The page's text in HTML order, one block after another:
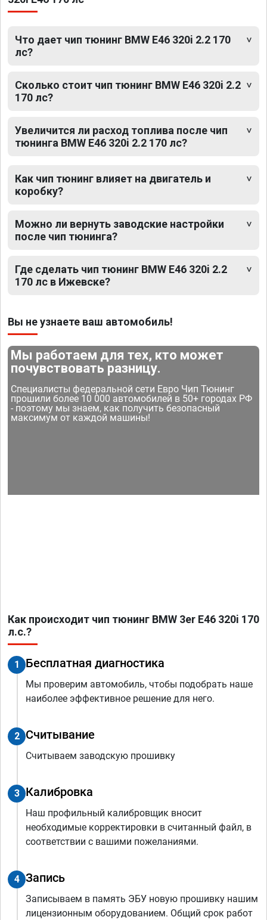
Что дает чип тюнинг BMW E46 320i 2.2 170
лс?
Сколько стоит чип тюнинг BMW E46 320i 2.2
170 лс?
Увеличится ли расход топлива после чип
тюнинга BMW E46 320i 2.2 170 лс?
Как чип тюнинг влияет на двигатель и
коробку?
Можно ли вернуть заводские настройки
после чип тюнинга?
Где сделать чип тюнинг BMW E46 320i 2.2
170 лс в Ижевске?
Вы не узнаете ваш автомобиль!
Мы работаем для тех, кто может
почувствовать разницу.
Специалисты федеральной сети Евро Чип Тюнинг
прошили более 10 000 автомобилей в 50+ городах РФ
- поэтому мы знаем, как получить безопасный
максимум от каждой машины!
Как происходит чип тюнинг BMW 3er E46 320i 170
л.с.?
1 Бесплатная диагностика
Мы проверим автомобиль, чтобы подобрать наше
наиболее эффективное решение для него.
2 Считывание
Считываем заводскую прошивку
3 Калибровка
Наш профильный калибровщик вносит
необходимые корректировки в считанный файл, в
соответствии с вашими пожеланиями.
4 Запись
Записываем в память ЭБУ новую прошивку нашим
лицензионным оборудованием. Общий срок работ